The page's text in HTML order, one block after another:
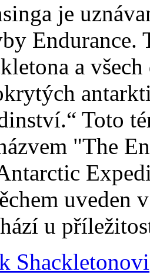
je
a
Toto
"The
uveden
u
Shackletonovi